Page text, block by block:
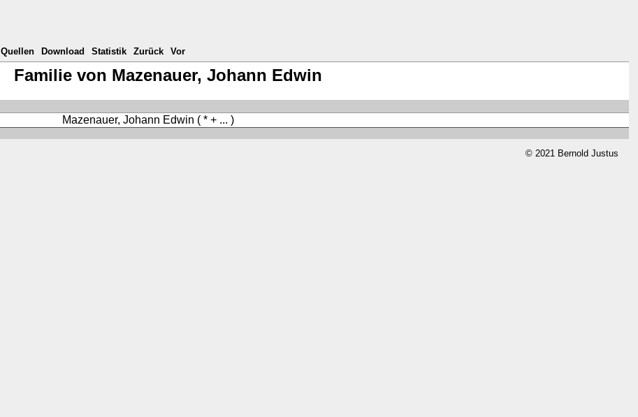
Quellen Download Statistik Zurück Vor
Familie von Mazenauer, Johann Edwin
Mazenauer, Johann Edwin ( * + ... )
© 2021 Bernold Justus